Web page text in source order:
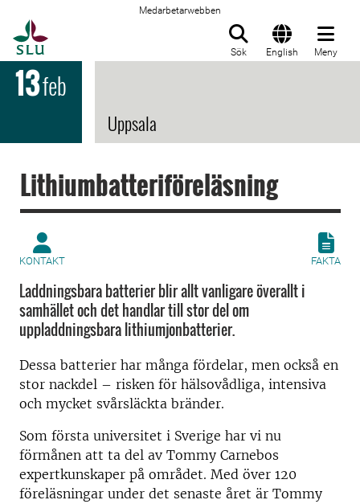
Medarbetarwebben
Sök English Meny
13feb
Uppsala
Lithiumbatteriföreläsning
KONTAKT FAKTA
Laddningsbara batterier blir allt vanligare överallt i
samhället och det handlar till stor del om
uppladdningsbara lithiumjonbatterier.
Dessa batterier har många fördelar, men också en
stor nackdel – risken för hälsovådliga, intensiva
och mycket svårsläckta bränder.
Som första universitet i Sverige har vi nu
förmånen att ta del av Tommy Carnebos
expertkunskaper på området. Med över 120
föreläsningar under det senaste året är Tommy